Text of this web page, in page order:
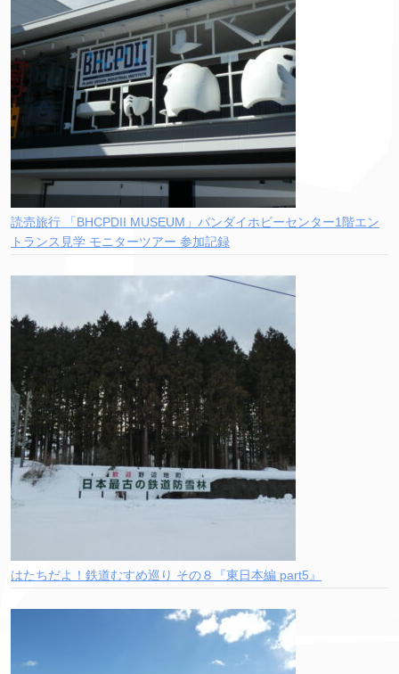
読売旅行 「BHCPDII MUSEUM」バンダイホビーセンター1階エン
トランス見学 モニターツアー 参加記録
はたちだよ！鉄道むすめ巡り その８『東日本編 part5』